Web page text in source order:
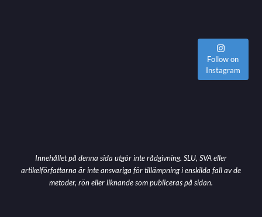
Follow on
Instagram
Innehållet på denna sida utgör inte rådgivning. SLU, SVA eller
artikelförfattarna är inte ansvariga för tillämpning i enskilda fall av de
metoder, rön eller liknande som publiceras på sidan.